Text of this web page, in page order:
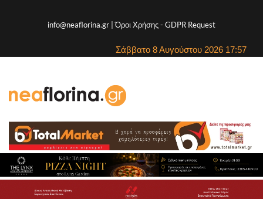
info@neaflorina.gr |Όροι Χρήσης- GDPR Request
Σάββατο 8 Αυγούστου 2026 17:57